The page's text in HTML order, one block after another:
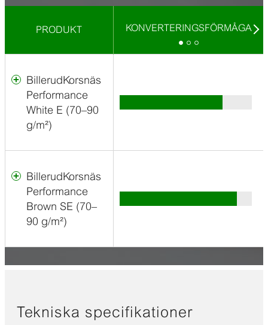
PRODUKT KONVERTERINGSFÖRMÅGA
BillerudKorsnäs
Performance
White E (70–90
g/m²)
töjbart
för
tillämpningar
med
extrema
krav
och
Performance
BillerudKorsnäs
Performance
Brown SE (70–
90 g/m²)
delvis
höga
Tekniska specifikationer